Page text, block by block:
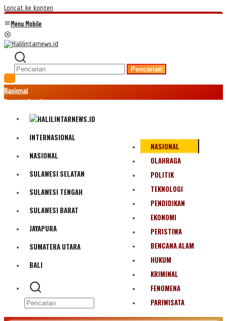
Loncat ke konten
Menu Mobile
Pencarian
Nasional
Internasional
Politik
Olahraga
Bencana Alam
INTERNASIONAL
NASIONAL
SULAWESI SELATAN
SULAWESI TENGAH
SULAWESI BARAT
JAYAPURA
SUMATERA UTARA
BALI
NASIONAL
OLAHRAGA
POLITIK
TEKNOLOGI
PENDIDIKAN
EKONOMI
PERISTIWA
BENCANA ALAM
HUKUM
KRIMINAL
FENOMENA
PARIWISATA